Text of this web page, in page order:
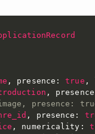
, presence : true ,
, presence
presence:
, presence :
, numericality :